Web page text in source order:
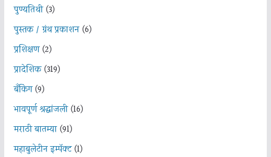
पुण्यतिथी(3)
पुस्तक / ग्रंथ प्रकाशन(6)
प्रशिक्षण(2)
प्रादेशिक(319)
बँकिंग(9)
भावपूर्ण श्रद्धांजली(16)
मराठी बातम्या(91)
महाबुलेटीन इम्पॅक्ट(1)